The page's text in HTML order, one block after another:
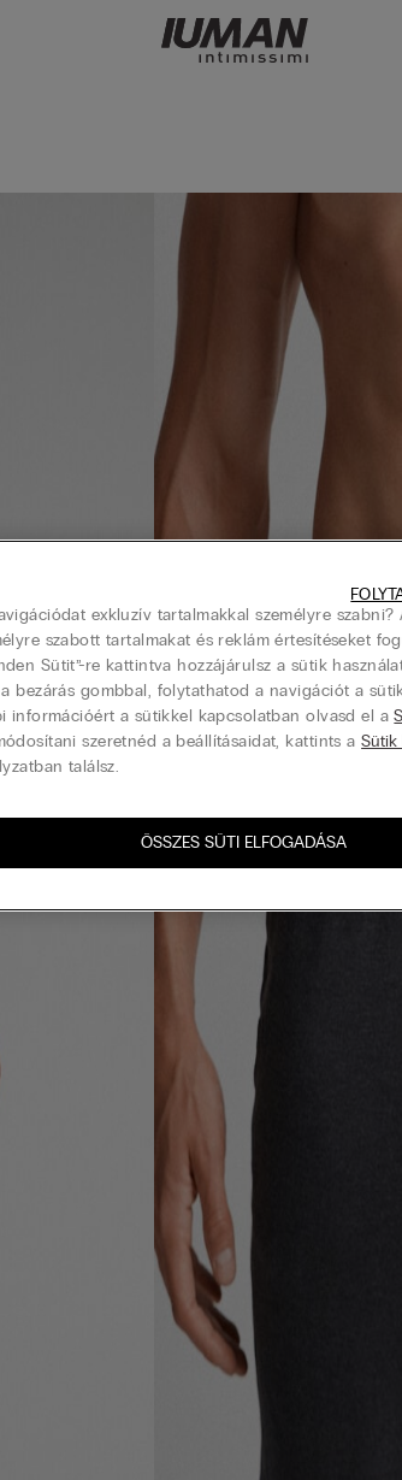
exkluzív tartalmakkal személyre
szabott tartalmakat és reklám értesítéseket
Sütit”-re kattintva hozzájárulsz a sütik
bezárás gombbal, folytathatod a navigációt a
információért a sütikkel kapcsolatban olvasd el a
szeretnéd a beállításaidat, kattints aSütik
találsz.
ÖSSZES SÜTI ELFOGADÁSA